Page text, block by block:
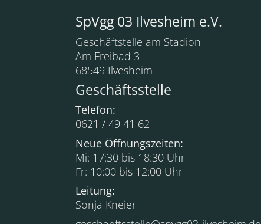
SpVgg 03 Ilvesheim e.V.
Geschäftstelle am Stadion
Am Freibad 3
68549 Ilvesheim
Geschäftsstelle
Telefon:
0621 / 49 41 62
Neue Öffnungszeiten:
Mi: 17:30 bis 18:30 Uhr
Fr: 10:00 bis 12:00 Uhr
Leitung:
Sonja Kneier